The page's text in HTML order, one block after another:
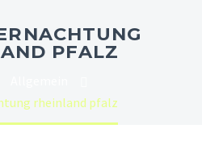
PFALZ
rheinland pfalz